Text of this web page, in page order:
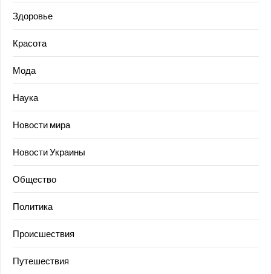
Здоровье
Красота
Мода
Наука
Новости мира
Новости Украины
Общество
Политика
Происшествия
Путешествия